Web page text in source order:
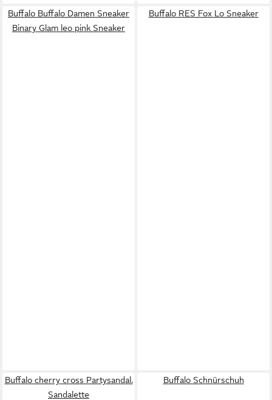
Buffalo Buffalo Damen Sneaker
Binary Glam leo pink Sneaker
Buffalo RES Fox Lo Sneaker
Buffalo cherry cross Partysandal.
Sandalette
Buffalo Schnürschuh